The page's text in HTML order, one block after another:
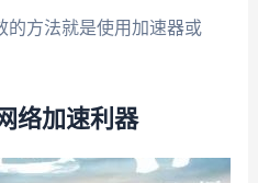
的方法就是使用加速器或
络加速利器